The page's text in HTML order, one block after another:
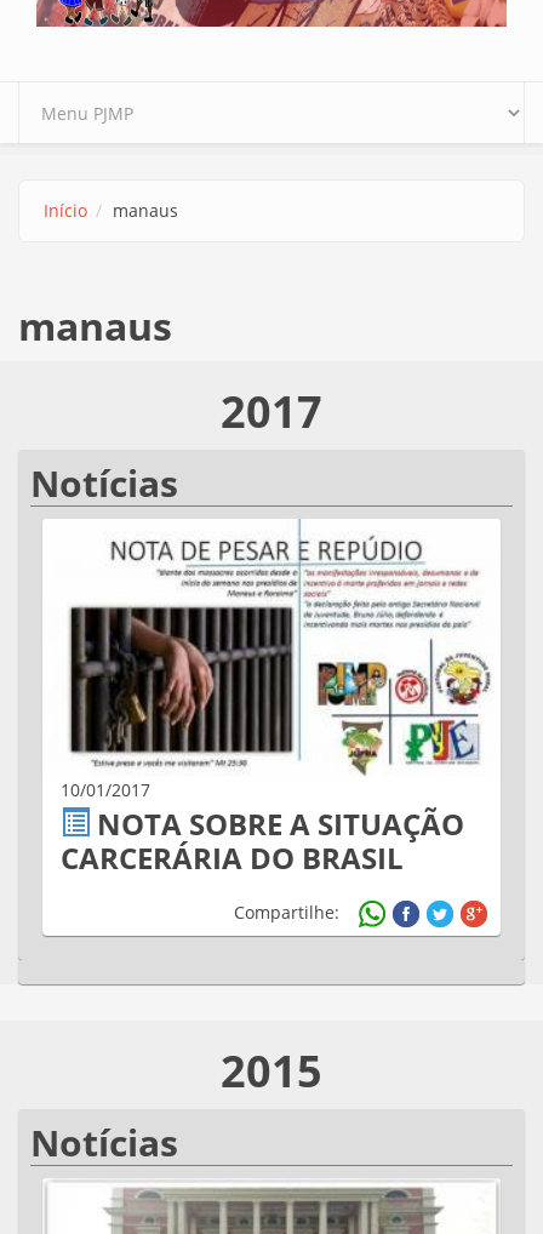
Início manaus
manaus
2017
Notícias
10/01/2017
NOTA SOBRE A SITUAÇÃO
CARCERÁRIA DO BRASIL
Compartilhe:
2015
Notícias